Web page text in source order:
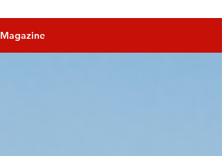
Magazine